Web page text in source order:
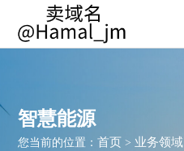
智慧能源
您当前的位置：首页 > 业务领域